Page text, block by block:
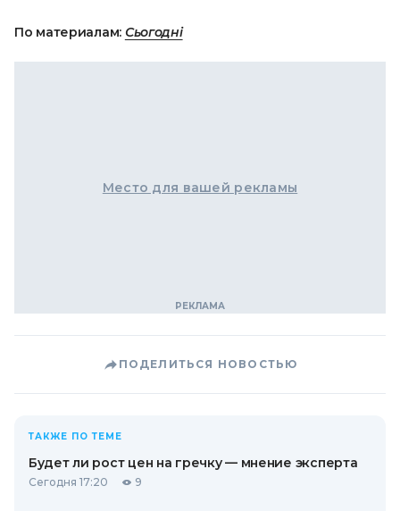
По материалам: Сьогодні
Место для вашей рекламы
ПОДЕЛИТЬСЯ НОВОСТЬЮ
ТАКЖЕ ПО ТЕМЕ
Будет ли рост цен на гречку — мнение эксперта
Сегодня 17:20 9